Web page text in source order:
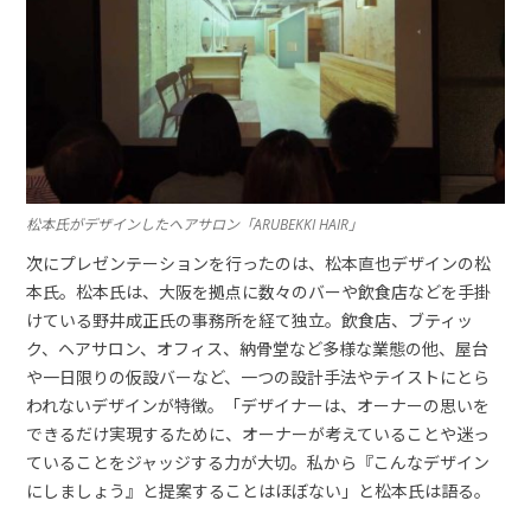
松本氏がデザインしたヘアサロン「ARUBEKKI HAIR」
次にプレゼンテーションを行ったのは、松本直也デザインの松
本氏。松本氏は、大阪を拠点に数々のバーや飲食店などを手掛
けている野井成正氏の事務所を経て独立。飲食店、ブティッ
ク、ヘアサロン、オフィス、納骨堂など多様な業態の他、屋台
や一日限りの仮設バーなど、一つの設計手法やテイストにとら
われないデザインが特徴。「デザイナーは、オーナーの思いを
できるだけ実現するために、オーナーが考えていることや迷っ
ていることをジャッジする力が大切。私から『こんなデザイン
にしましょう』と提案することはほぼない」と松本氏は語る。